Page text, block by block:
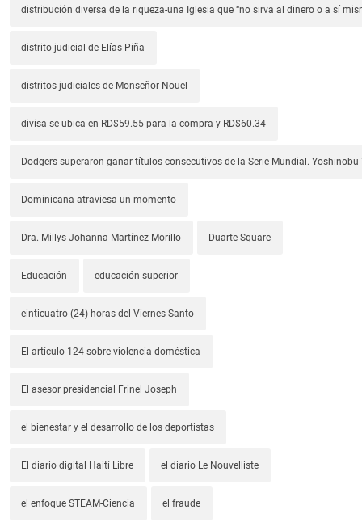
distribución diversa de la riqueza-una Iglesia que “no sirva al dinero o a sí
distrito judicial de Elías Piña
distritos judiciales de Monseñor Nouel
divisa se ubica en RD$59.55 para la compra y RD$60.34
Dodgers superaron-ganar títulos consecutivos de la Serie Mundial.-
Dominicana atraviesa un momento
Dra. Millys Johanna Martínez Morillo Duarte Square
Educación educación superior
einticuatro (24) horas del Viernes Santo
El artículo 124 sobre violencia doméstica
El asesor presidencial Frinel Joseph
el bienestar y el desarrollo de los deportistas
El diario digital Haití Libre el diario Le Nouvelliste
el enfoque STEAM-Ciencia el fraude